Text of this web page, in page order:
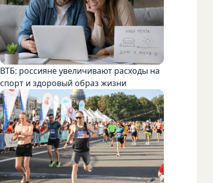
ВТБ: россияне увеличивают расходы на
спорт и здоровый образ жизни